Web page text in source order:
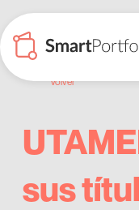
Volver
sus